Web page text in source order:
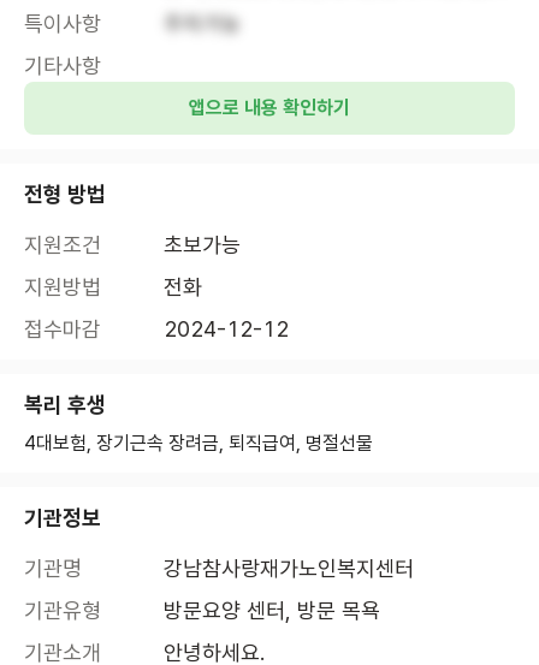
특이사항
주차가능
기타사항
앱으로 내용 확인하기
전형 방법
지원조건
초보가능
지원방법
전화
접수마감
2024-12-12
복리 후생
4대보험, 장기근속 장려금, 퇴직급여, 명절선물
기관정보
기관명
강남참사랑재가노인복지센터
기관유형
방문요양 센터, 방문 목욕
기관소개
안녕하세요.